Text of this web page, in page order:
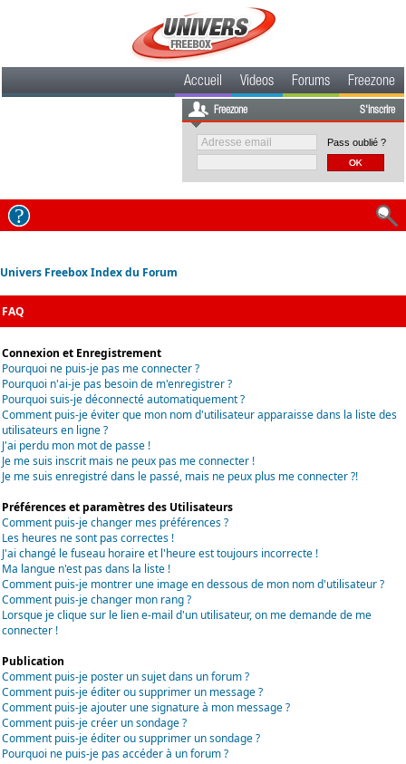
Accueil Videos Forums Freezone
Freezone S'inscrire
Pass oublié ?
Univers Freebox Index du Forum
FAQ
Connexion et Enregistrement
Pourquoi ne puis-je pas me connecter ?
Pourquoi n'ai-je pas besoin de m'enregistrer ?
Pourquoi suis-je déconnecté automatiquement ?
Comment puis-je éviter que mon nom d'utilisateur apparaisse dans la liste des
utilisateurs en ligne ?
J'ai perdu mon mot de passe !
Je me suis inscrit mais ne peux pas me connecter !
Je me suis enregistré dans le passé, mais ne peux plus me connecter ?!
Préférences et paramètres des Utilisateurs
Comment puis-je changer mes préférences ?
Les heures ne sont pas correctes !
J'ai changé le fuseau horaire et l'heure est toujours incorrecte !
Ma langue n'est pas dans la liste !
Comment puis-je montrer une image en dessous de mon nom d'utilisateur ?
Comment puis-je changer mon rang ?
Lorsque je clique sur le lien e-mail d'un utilisateur, on me demande de me
connecter !
Publication
Comment puis-je poster un sujet dans un forum ?
Comment puis-je éditer ou supprimer un message ?
Comment puis-je ajouter une signature à mon message ?
Comment puis-je créer un sondage ?
Comment puis-je éditer ou supprimer un sondage ?
Pourquoi ne puis-je pas accéder à un forum ?